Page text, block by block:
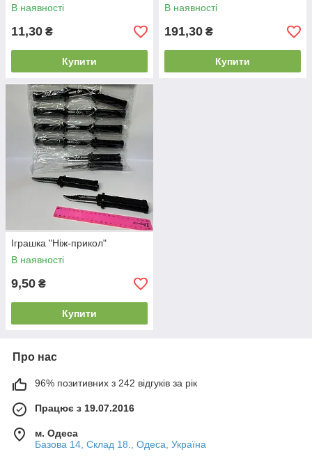
В наявності
11,30 ₴
Купити
В наявності
191,30 ₴
Купити
Іграшка "Ніж-прикол"
В наявності
9,50 ₴
Купити
Про нас
96% позитивних з 242 відгуків за рік
Працює з 19.07.2016
м. Одеса
Базова 14, Склад 18., Одеса, Україна